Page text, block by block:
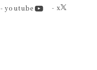
- youtube - x